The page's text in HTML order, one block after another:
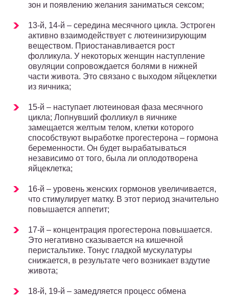
зон и появлению желания заниматься сексом;
13-й, 14-й – середина месячного цикла. Эстроген
активно взаимодействует с лютеинизирующим
веществом. Приостанавливается рост
фолликула. У некоторых женщин наступление
овуляции сопровождается болями в нижней
части живота. Это связано с выходом яйцеклетки
из яичника;
15-й – наступает лютеиновая фаза месячного
цикла; Лопнувший фолликул в яичнике
замещается желтым телом, клетки которого
способствуют выработке прогестерона – гормона
беременности. Он будет вырабатываться
независимо от того, была ли оплодотворена
яйцеклетка;
16-й – уровень женских гормонов увеличивается,
что стимулирует матку. В этот период значительно
повышается аппетит;
17-й – концентрация прогестерона повышается.
Это негативно сказывается на кишечной
перистальтике. Тонус гладкой мускулатуры
снижается, в результате чего возникает вздутие
живота;
18-й, 19-й – замедляется процесс обмена